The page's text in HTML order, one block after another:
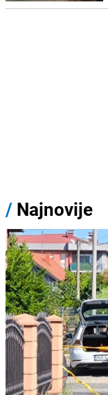
/ Najnovije